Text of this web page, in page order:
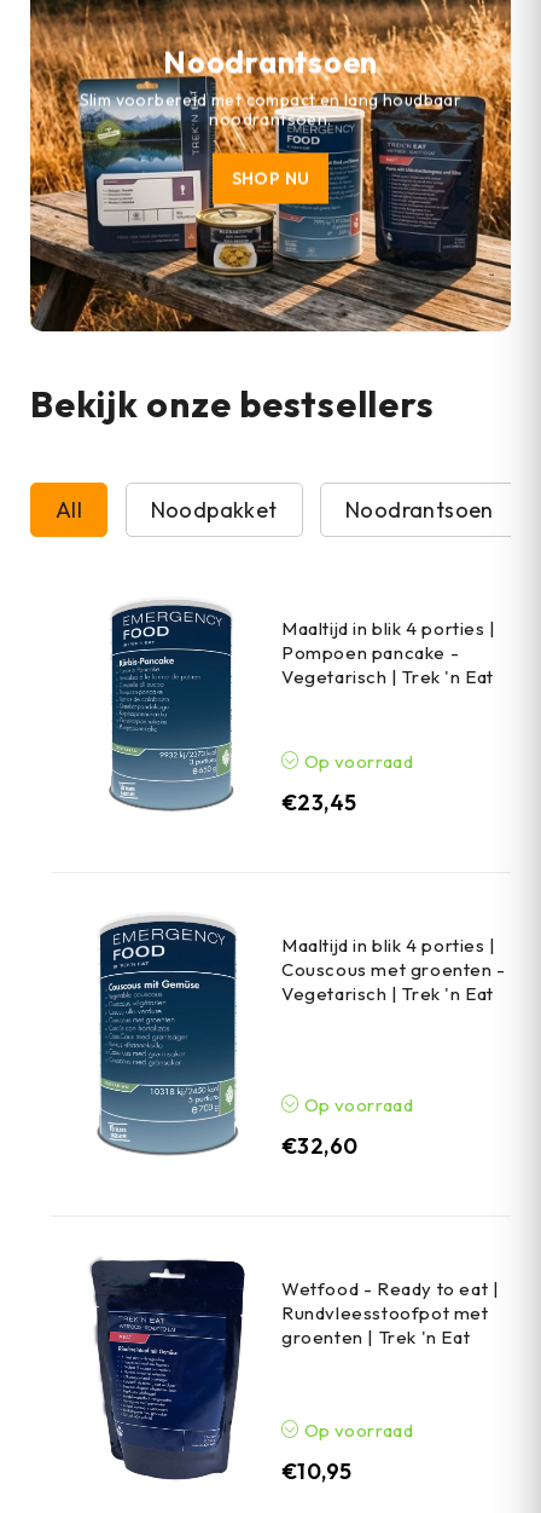
Noodrantsoen
Slim voorbereid met compact en lang houdbaar
noodrantsoen.
SHOP NU
Bekijk onze bestsellers
All Noodpakket Noodrantsoen
Maaltijd in blik 4 porties |
Pompoen pancake -
Vegetarisch | Trek 'n Eat
Op voorraad
€23,45
Maaltijd in blik 4 porties |
Couscous met groenten -
Vegetarisch | Trek 'n Eat
Op voorraad
€32,60
Wetfood - Ready to eat |
Rundvleesstoofpot met
groenten | Trek 'n Eat
Op voorraad
€10,95